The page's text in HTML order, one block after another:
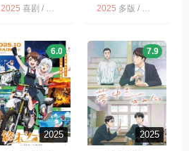
2025 喜剧 / 日语无字 / 异世界四重奏 第3季 / 动画 / 多版 2025 多版 / 战争 / 历史 / 动画
2025
6.0
2025
7.9